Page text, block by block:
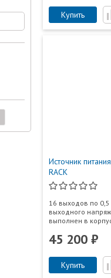
Купить
Источник
RACK
16 выходов по
выходного
выполнен в
45 200 ₽
Купить